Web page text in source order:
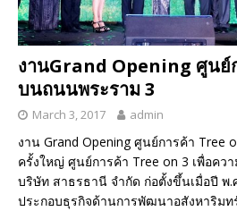
งานGrand Opening ศูนย์
บนถนนพระราม 3
March 3, 2017 admin
งาน Grand Opening ศูนย์การค้า Tree
ครั้งใหญ่ ศูนย์การค้า Tree on 3 เพื่อค
บริษัท สาธรธานี จำกัด ก่อตั้งขึ้นเมื่อปี พ.
ประกอบธุรกิจด้านการพัฒนาอสังหาริมท